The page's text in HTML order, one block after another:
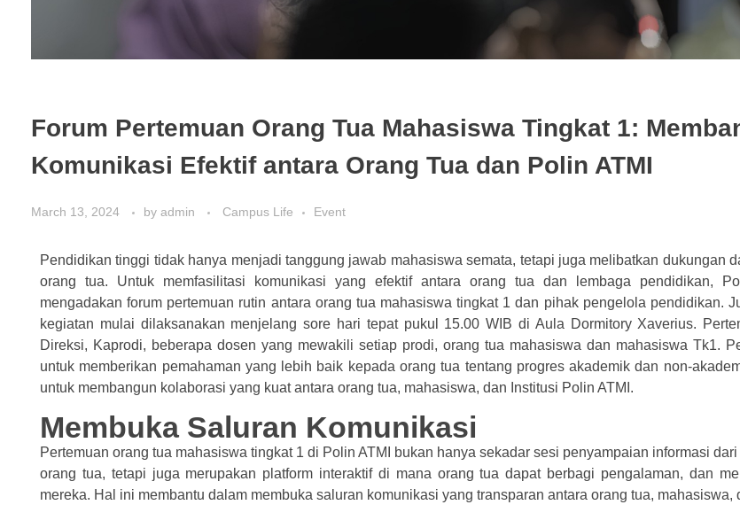
Forum Pertemuan Orang Tua Mahasiswa Tingkat 1:
Komunikasi Efektif antara Orang Tua dan Polin ATMI
March 13, 2024 by admin Campus Life Event
Pendidikan tinggi tidak hanya menjadi tanggung jawab mahasiswa semata, tetapi juga melibatkan dukungan
orang tua. Untuk memfasilitasi komunikasi yang efektif antara orang tua dan lembaga pendidikan,
mengadakan forum pertemuan rutin antara orang tua mahasiswa tingkat 1 dan pihak pengelola pendidikan.
kegiatan mulai dilaksanakan menjelang sore hari tepat pukul 15.00 WIB di Aula Dormitory Xaverius.
Direksi, Kaprodi, beberapa dosen yang mewakili setiap prodi, orang tua mahasiswa dan mahasiswa Tk1.
untuk memberikan pemahaman yang lebih baik kepada orang tua tentang progres akademik dan non-
untuk membangun kolaborasi yang kuat antara orang tua, mahasiswa, dan Institusi Polin ATMI.
Membuka Saluran Komunikasi
Pertemuan orang tua mahasiswa tingkat 1 di Polin ATMI bukan hanya sekadar sesi penyampaian informasi
orang tua, tetapi juga merupakan platform interaktif di mana orang tua dapat berbagi pengalaman, dan
mereka. Hal ini membantu dalam membuka saluran komunikasi yang transparan antara orang tua, mahasiswa,